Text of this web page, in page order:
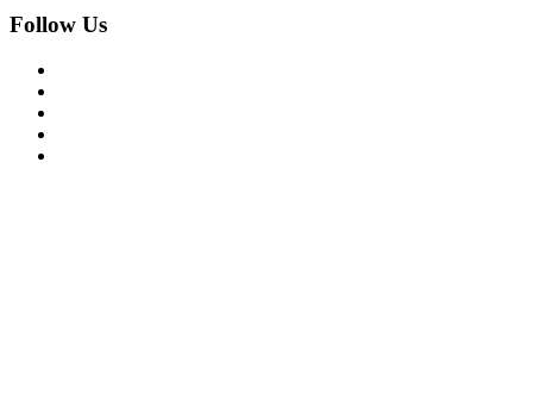
Follow Us